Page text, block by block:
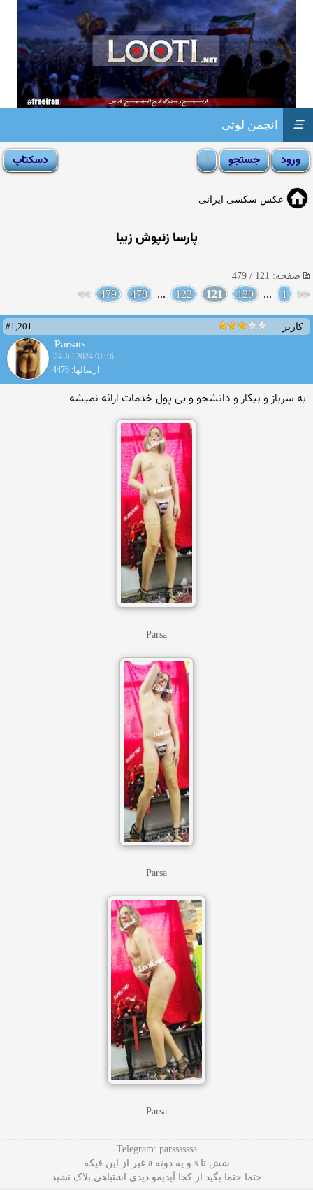
انجمن لوتی ☰
عکس سکسی ایرانی
پارسا زنپوش زیبا
صفحه: 121 / 479
<<
1
...
120
121
122
...
478
479
>>
کاربر
#1,201
Parsats
24 Jul 2024 01:16
ارسالها: 4476
به سرباز و بیکار و دانشجو و بی پول خدمات ارائه نمیشه
Parsa
Parsa
Parsa
Telegram: parssssssa
شش تا s و یه دونه a غیر از این فیکه
حتما حتما بگید از کجا آیدیمو دیدی اشتباهی بلاک نشید